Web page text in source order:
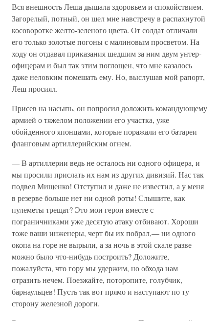
Вся внешность Леша дышала здоровьем и спокойствием.
Загорелый, потный, он шел мне навстречу в распахнутой
косоворотке желто-зеленого цвета. От солдат отличали
его только золотые погоны с малиновым просветом. На
ходу он отдавал приказания шедшим за ним двум унтер-
офицерам и был так этим поглощен, что мне казалось
даже неловким помешать ему. Но, выслушав мой рапорт,
Леш просиял.
Присев на насыпь, он попросил доложить командующему
армией о тяжелом положении его участка, уже
обойденного японцами, которые поражали его батареи
фланговым артиллерийским огнем.
— В артиллерии ведь не осталось ни одного офицера, и
мы просили прислать их нам из других дивизий. Нас так
подвел Мищенко! Отступил и даже не известил, а у меня
в резерве больше нет ни одной роты! Слышите, как
пулеметы трещат? Это мои герои вместе с
пограничниками уже десятую атаку отбивают. Хороши
тоже ваши инженеры, черт бы их побрал,— ни одного
окопа на горе не вырыли, а за ночь в этой скале разве
можно было что-нибудь построить? Доложите,
пожалуйста, что гору мы удержим, но обхода нам
отразить нечем. Поезжайте, поторопите, голубчик,
барнаульцев! Пусть так вот прямо и наступают по ту
сторону железной дороги.